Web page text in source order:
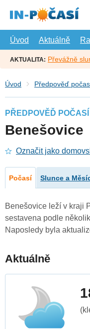
hlavní
Úvod
Aktuálně
AKTUALITA: Převážně
Úvod Předpověď
PŘEDPOVĚĎ POČASÍ
Benešovice
Označit jako
Počasí Slunce a
Benešovice leží v kraji
sestavena podle
Naposledy byla
Aktuálně